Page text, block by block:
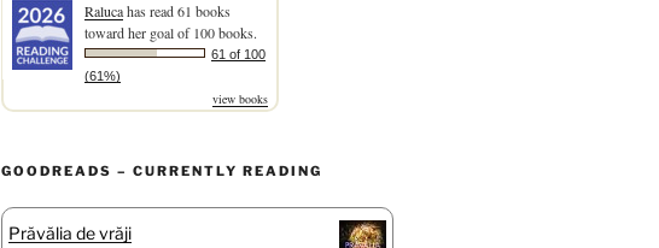
Ralucahas read 61 books
toward her goal of 100 books.
61 of 100
(61%)
view books
GOODREADS – CURRENTLY READING
Prăvălia de vrăji